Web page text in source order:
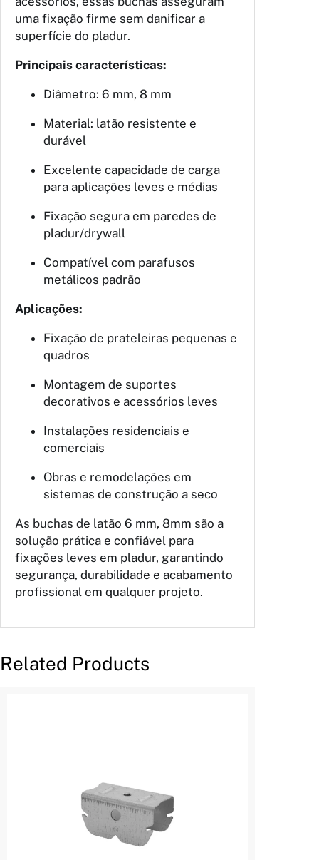
uma fixação firme sem danificar a
superfície do pladur.
Principais características:
Diâmetro: 6 mm, 8 mm
Material: latão resistente e
durável
Excelente capacidade de carga
para aplicações leves e médias
Fixação segura em paredes de
pladur/drywall
Compatível com parafusos
metálicos padrão
Aplicações:
Fixação de prateleiras pequenas e
quadros
Montagem de suportes
decorativos e acessórios leves
Instalações residenciais e
comerciais
Obras e remodelações em
sistemas de construção a seco
As buchas de latão 6 mm, 8mm são a
solução prática e confiável para
fixações leves em pladur, garantindo
segurança, durabilidade e acabamento
profissional em qualquer projeto.
Related Products